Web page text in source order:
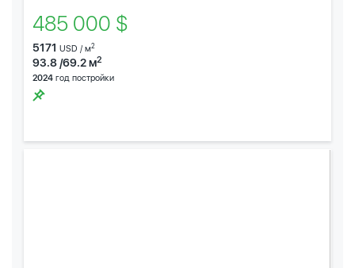
485 000 $
5171 USD / м2
93.8 /69.2 м2
2024 год постройки